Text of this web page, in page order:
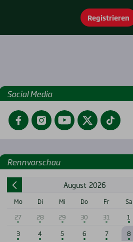
Registrieren
Social Media
FacebookInstagramYouTubeTwitterTikTok
Renn­vor­schau
August 2026
Mo Di Mi Do Fr Sa
27
28 29 30 31 1
3
4 5 6 7 8